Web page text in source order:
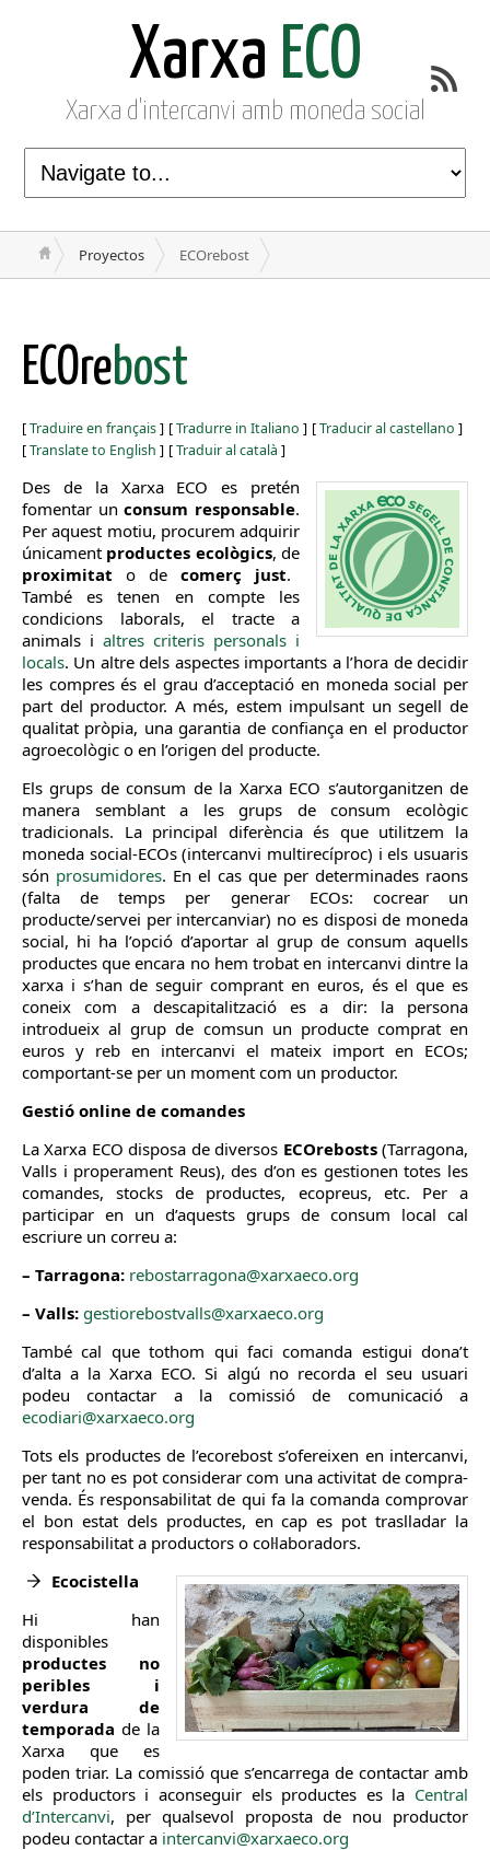
Xarxa ECO
Xarxa d'intercanvi amb moneda social
Proyectos ECOrebost
ECOrebost
[Traduire en français] [Tradurre in Italiano ] [Traducir al castellano ]
[Translate to English ] [Traduir al català ]
Des de la Xarxa ECO es pretén
fomentar unconsum responsable.
Per aquest motiu, procurem adquirir
únicament productes ecològics, de
proximitat o de comerç just.
També es tenen en compte les
condicions laborals, el tracte a
animals i altres criteris personals i
locals. Un altre dels aspectes importants a l’hora de decidir
les compres és el grau d’acceptació en moneda social per
part del productor. A més, estem impulsant un segell de
qualitat pròpia, una garantia de confiança en el productor
agroecològic o en l’origen del producte.
Els grups de consum de la Xarxa ECO s’autorganitzen de
manera semblant a les grups de consum ecològic
tradicionals. La principal diferència és que utilitzem la
moneda social-ECOs (intercanvi multirecíproc) i els usuaris
són prosumidores. En el cas que per determinades raons
(falta de temps per generar ECOs: cocrear un
producte/servei per intercanviar) no es disposi de moneda
social, hi ha l’opció d’aportar al grup de consum aquells
productes que encara no hem trobat en intercanvi dintre la
xarxa i s’han de seguir comprant en euros, és el que es
coneix com a descapitalització es a dir: la persona
introdueix al grup de comsun un producte comprat en
euros y reb en intercanvi el mateix import en ECOs;
comportant-se per un moment com un productor.
Gestió online de comandes
La Xarxa ECO disposa de diversos ECOrebosts(Tarragona,
Valls i properament Reus), des d’on es gestionen totes les
comandes, stocks de productes, ecopreus, etc. Per a
participar en un d’aquests grups de consum local cal
escriure un correu a:
– Tarragona: rebostarragona@xarxaeco.org
– Valls: gestiorebostvalls@xarxaeco.org
També cal que tothom qui faci comanda estigui dona’t
d’alta a la Xarxa ECO. Si algú no recorda el seu usuari
podeu contactar a la comissió de comunicació a
ecodiari@xarxaeco.org
Tots els productes de l’ecorebost s’ofereixen en intercanvi,
per tant no es pot considerar com una activitat de compra-
venda. És responsabilitat de qui fa la comanda comprovar
el bon estat dels productes, en cap es pot traslladar la
responsabilitat a productors o col·laboradors.
Ecocistella
Hi han
disponibles
productes no
peribles i
verdura de
temporada de la
Xarxa que es
poden triar. La comissió que s’encarrega de contactar amb
els productors i aconseguir els productes es la Central
d’Intercanvi, per qualsevol proposta de nou productor
podeu contactar a intercanvi@xarxaeco.org